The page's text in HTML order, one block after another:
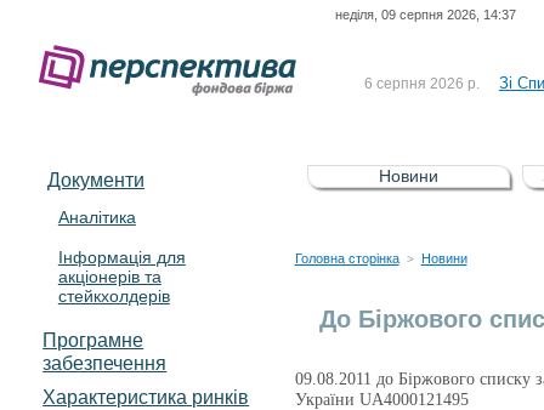
неділя, 09 серпня 2026, 14:37
6 серпня 2026 р. Зі
5 серпня 2026 р.
Зі
UA4000232607)
4 серпня 2026 р.
Документи
Аналітика
Інформація для
акціонерів та
стейкхолдерів
Програмне
забезпечення
Характеристика pинків
Новини
Головна сторінка > Новини
До Біржового
09.08.2011 до Біржового списку
України UA4000121495